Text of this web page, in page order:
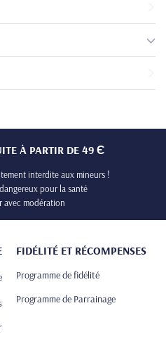
À PARTIR DE 49 Є
interdite aux mineurs !
dangereux pour la santé
avec modération
FIDÉLITÉ ET RÉCOMPENSES
Programme de fidélité
Programme de Parrainage